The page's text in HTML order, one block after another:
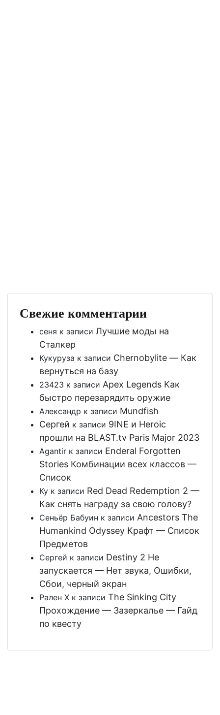
Свежие комментарии
сеня к записи Лучшие моды на
Сталкер
Кукуруза к записи Chernobylite — Как
вернуться на базу
23423 к записи Apex Legends Как
быстро перезарядить оружие
Александр к записи Mundfish
Сергей к записи 9INE и Heroic
прошли на BLAST.tv Paris Major 2023
Agantir к записи Enderal Forgotten
Stories Комбинации всех классов —
Список
Ку к записи Red Dead Redemption 2 —
Как снять награду за свою голову?
Сеньёр Бабуин к записи Ancestors The
Humankind Odyssey Крафт — Список
Предметов
Сергей к записи Destiny 2 Не
запускается — Нет звука, Ошибки,
Сбои, черный экран
Рален Х к записи The Sinking City
Прохождение — Зазеркалье — Гайд
по квесту